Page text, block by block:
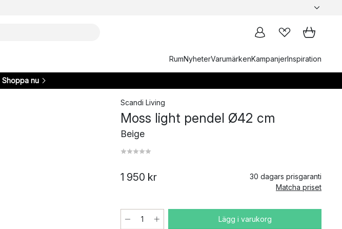
RumNyheterVarumärkenKampanjerInspiration
Shoppa nu
Scandi Living
Moss light pendel Ø42 cm
Beige
1 950 kr
30 dagars prisgaranti
Matcha priset
Lägg i varukorg